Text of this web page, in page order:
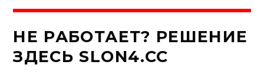
НЕ РАБОТАЕТ? РЕШЕНИЕ
ЗДЕСЬ SLON4.CC